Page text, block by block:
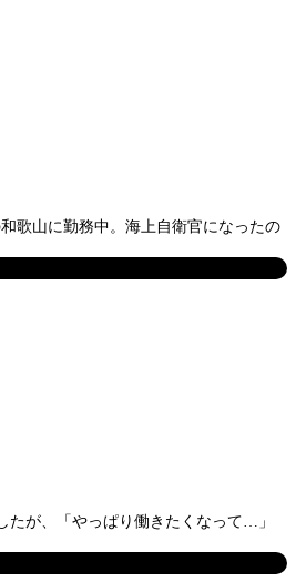
歌山に勤務中。海上自衛官になったの
たが、「やっぱり働きたくなって…」